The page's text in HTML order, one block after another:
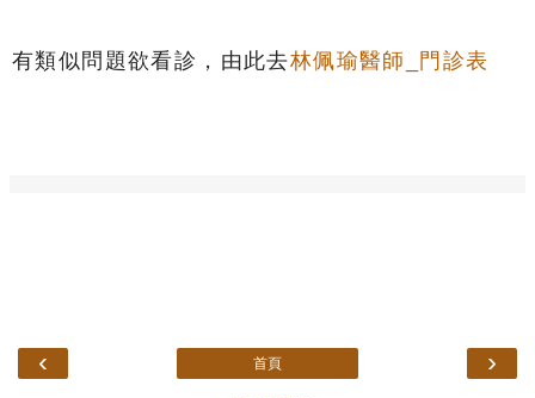
有類似問題欲看診，由此去林佩瑜醫師_門診表
‹ ›
首頁